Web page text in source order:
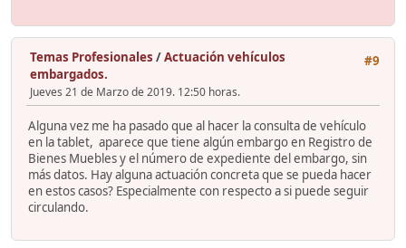
#9
Temas Profesionales /Actuación vehículos
embargados.
Jueves 21 de Marzo de 2019. 12:50 horas.
Alguna vez me ha pasado que al hacer la consulta de vehículo
en la tablet, aparece que tiene algún embargo en Registro de
Bienes Muebles y el número de expediente del embargo, sin
más datos. Hay alguna actuación concreta que se pueda hacer
en estos casos? Especialmente con respecto a si puede seguir
circulando.